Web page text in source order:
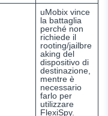
uMobix vince
la battaglia
perché non
richiede il
rooting/jailbre
aking del
dispositivo di
destinazione,
mentre è
necessario
farlo per
utilizzare
FlexiSpy.